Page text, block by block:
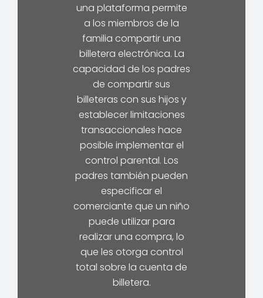
una plataforma permite
a los miembros de la
familia compartir una
billetera electrónica. La
capacidad de los padres
de compartir sus
billeteras con sus hijos y
establecer limitaciones
transaccionales hace
posible implementar el
control parental. Los
padres también pueden
especificar el
comerciante que un niño
puede utilizar para
realizar una compra, lo
que les otorga control
total sobre la cuenta de
billetera.